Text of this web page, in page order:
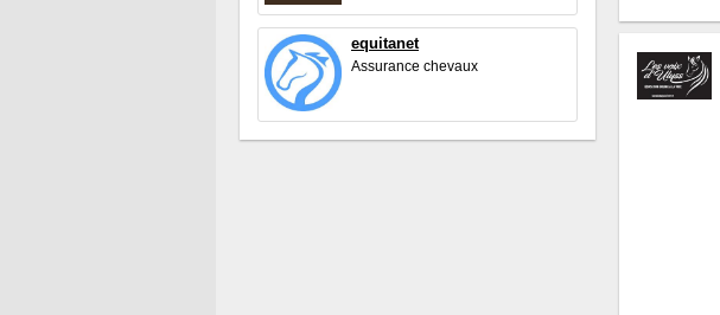
equitanet
Assurance chevaux